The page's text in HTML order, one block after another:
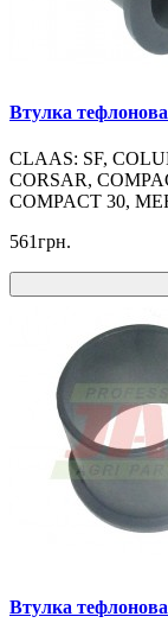
Втулка
CLAAS: SF,
CORSAR,
COMPACT 30,
561грн.
Втулка